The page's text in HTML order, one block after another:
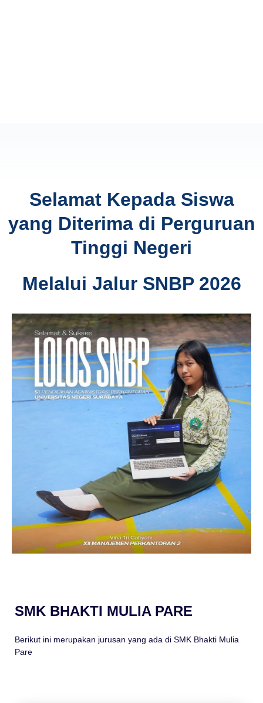
Selamat Kepada Siswa
yang Diterima di Perguruan
Tinggi Negeri
Melalui Jalur SNBP 2026
SMK BHAKTI MULIA PARE
Berikut ini merupakan jurusan yang ada di SMK Bhakti Mulia
Pare